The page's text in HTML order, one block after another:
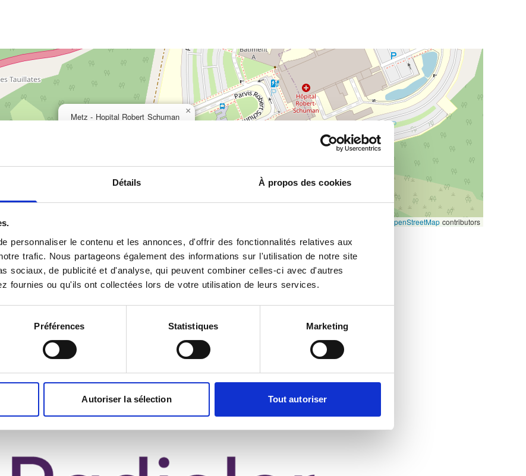
Détails À propos des cookies
personnaliser le contenu et les annonces, d'offrir des fonctionnalités relatives aux
trafic. Nous partageons également des informations sur l'utilisation de notre site
sociaux, de publicité et d'analyse, qui peuvent combiner celles-ci avec d'autres
fournies ou qu'ils ont collectées lors de votre utilisation de leurs services.
Préférences Statistiques Marketing
Autoriser la sélection Tout autoriser
Metz - Hopital Robert Schuman
×
OpenStreetMap contributors